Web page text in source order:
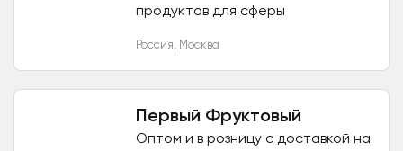
продуктов для сферы
Россия, Москва
Первый Фруктовый
Оптом и в розницу с доставкой на